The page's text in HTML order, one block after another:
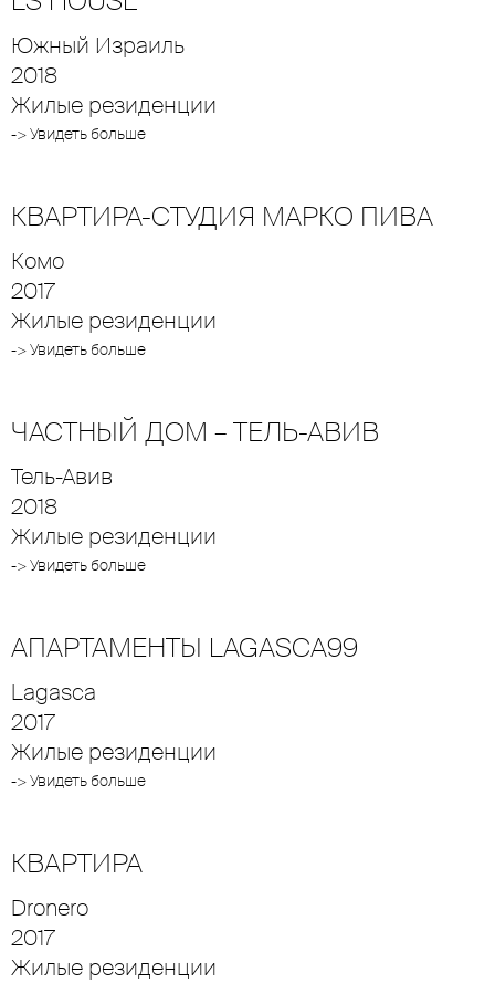
Южный Израиль
2018
Жилые резиденции
-> Увидеть больше
КВАРТИРА-СТУДИЯ МАРКО ПИВА
Комо
2017
Жилые резиденции
-> Увидеть больше
ЧАСТНЫЙ ДОМ – ТЕЛЬ-АВИВ
Тель-Авив
2018
Жилые резиденции
-> Увидеть больше
АПАРТАМЕНТЫ LAGASCA99
Lagasca
2017
Жилые резиденции
-> Увидеть больше
КВАРТИРА
Dronero
2017
Жилые резиденции